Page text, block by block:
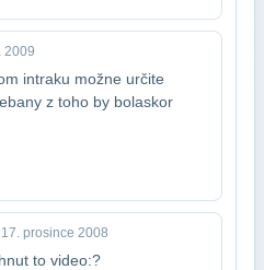
2009
intraku možne určite
z toho by bola​skor
prosince 2008
to video:?